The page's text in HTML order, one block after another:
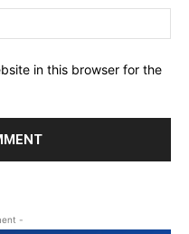
in this browser for the
-